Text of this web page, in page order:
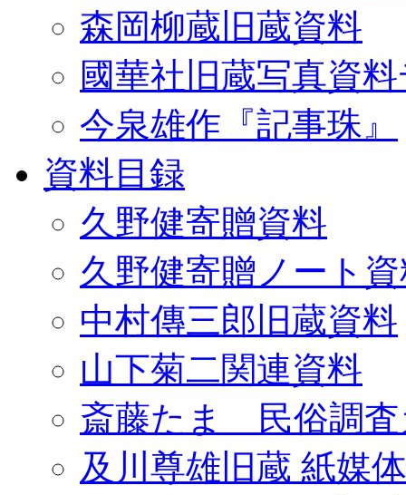
森岡柳蔵旧蔵資料
國華社旧蔵写真資
今泉雄作『記事珠』
資料目録
久野健寄贈資料
久野健寄贈ノート
中村傳三郎旧蔵資料
山下菊二関連資料
斎藤たま 民俗調査
及川尊雄旧蔵 紙媒